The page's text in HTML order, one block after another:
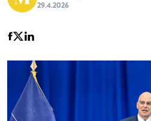
29.4.2026